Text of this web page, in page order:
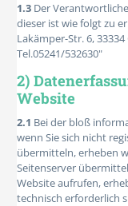
1.3 Der
dieser ist wie folgt zu
Lakämper-Str. 6,
Tel.05241/532630"
2)
Website
2.1 Bei der bloß
wenn Sie sich nicht
übermitteln, erheben
Seitenserver
Website aufrufen,
technisch erforderlich